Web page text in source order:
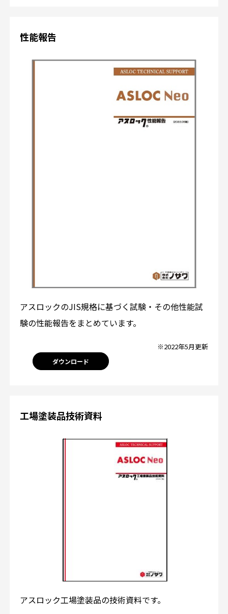
性能報告
アスロックのJIS規格に基づく試験・その他性能試
験の性能報告をまとめています。
※2022年5月更新
ダウンロード
工場塗装品技術資料
アスロック工場塗装品の技術資料です。